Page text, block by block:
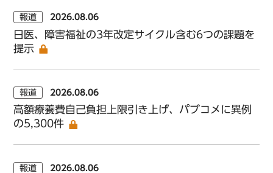
報道 2026.08.06
日医、障害福祉の3年改定サイクル含む6つの課題を
提示
報道 2026.08.06
高額療養費自己負担上限引き上げ、パブコメに異例
の5,300件
報道 2026.08.06